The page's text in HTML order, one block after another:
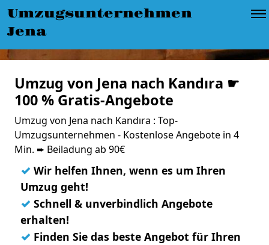
Umzugsunternehmen
Jena
Umzug von Jena nach Kandıra ☛
100 % Gratis-Angebote
Umzug von Jena nach Kandıra : Top-
Umzugsunternehmen - Kostenlose Angebote in 4
Min. ➨ Beiladung ab 90€
✓ Wir helfen Ihnen, wenn es um Ihren
Umzug geht!
✓ Schnell & unverbindlich Angebote
erhalten!
✓ Finden Sie das beste Angebot für Ihren